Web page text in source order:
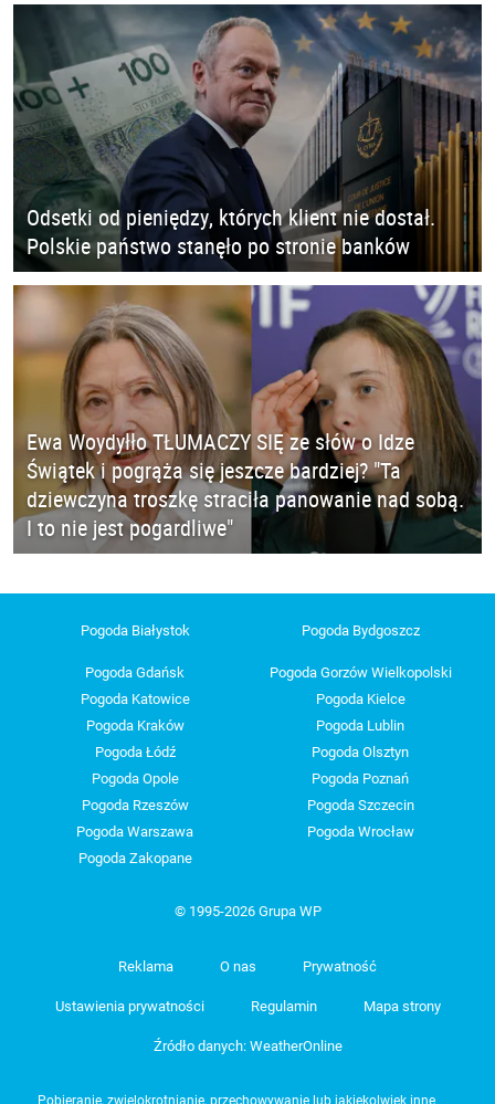
Odsetki od pieniędzy, których klient nie dostał.
Polskie państwo stanęło po stronie banków
Ewa Woydyłło TŁUMACZY SIĘ ze słów o Idze
Świątek i pogrąża się jeszcze bardziej? "Ta
dziewczyna troszkę straciła panowanie nad sobą.
I to nie jest pogardliwe"
Pogoda Białystok Pogoda Bydgoszcz
Pogoda Gdańsk
Pogoda Gorzów Wielkopolski
Pogoda Katowice
Pogoda Kielce
Pogoda Kraków
Pogoda Lublin
Pogoda Łódź
Pogoda Olsztyn
Pogoda Opole
Pogoda Poznań
Pogoda Rzeszów
Pogoda Szczecin
Pogoda Warszawa
Pogoda Wrocław
Pogoda Zakopane
© 1995-2026 Grupa WP
Reklama O nas Prywatność
Ustawienia prywatności Regulamin Mapa strony
Źródło danych: WeatherOnline
Pobieranie, zwielokrotnianie, przechowywanie lub jakiekolwiek inne